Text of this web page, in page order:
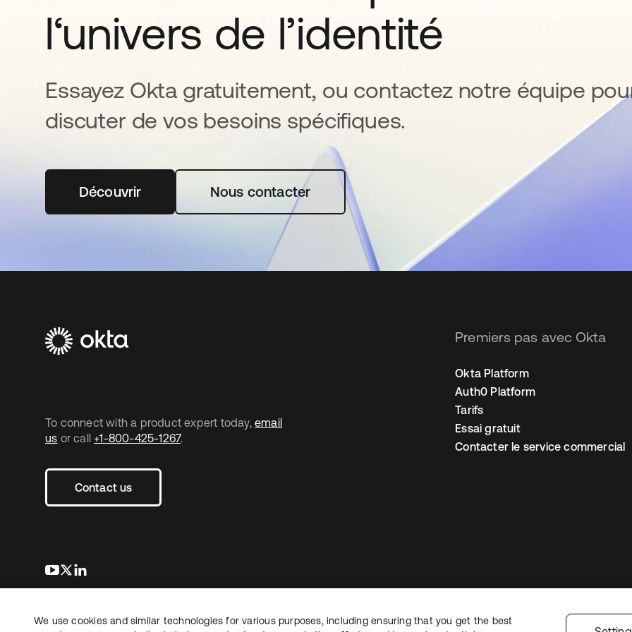
l‘univers de l’identité
Essayez Okta gratuitement, ou contactez notre équipe
discuter de vos besoins spécifiques.
Découvrirs’ouvre dans un nouvel onglet
Nous contacter
To connect with a product expert today, email
us or call +1-800-425-1267.
Contact us
s’ouvre dans un nouvel onglet
s’ouvre dans un nouvel onglet
Premiers pas avec Okta
Okta Platform
Auth0 Platform
Tarifs
Essai gratuit
Contacter le service commercial
JuridiquePolitique de confidentialitéConditions d’utilisation du site Plan du site
Copyright © 2026 Okta. Tous droits
We use cookies and similar technologies for various purposes, including ensuring that you get the best